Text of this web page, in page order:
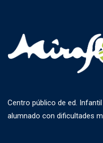
Centro público de ed.
alumnado con dificultades